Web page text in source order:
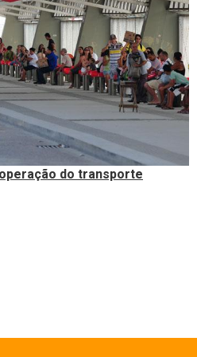
do transporte